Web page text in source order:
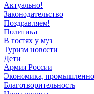
Актуально!
Законодательство
Поздравляем!
Политика
В гостях у муз
Туризм новости
Дети
Армия России
Экономика,
Благотворительность